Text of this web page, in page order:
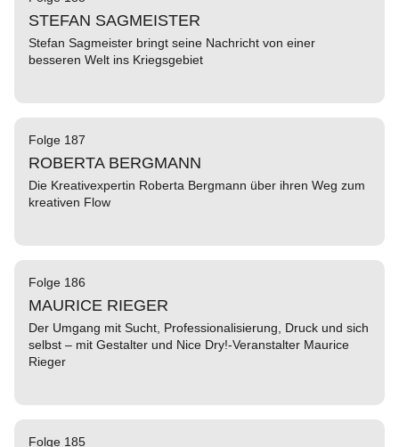
STEFAN SAGMEISTER
Stefan Sagmeister bringt seine Nachricht von einer
besseren Welt ins Kriegsgebiet
Folge 187
ROBERTA BERGMANN
Die Kreativexpertin Roberta Bergmann über ihren Weg zum
kreativen Flow
Folge 186
MAURICE RIEGER
Der Umgang mit Sucht, Professionalisierung, Druck und sich
selbst – mit Gestalter und Nice Dry!-Veranstalter Maurice
Rieger
Folge 185